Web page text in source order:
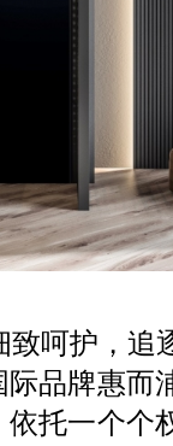
呵护，追
品牌惠而
托一个个